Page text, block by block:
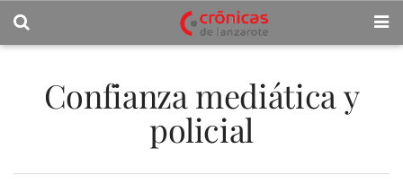
Confianza mediática y
policial